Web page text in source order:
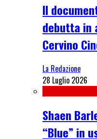
Il
debutta in
Cervino
La Redazione
28 Luglio 2026
Shaen
“Blue” in